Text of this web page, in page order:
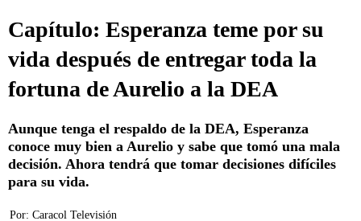
Capítulo: Esperanza teme por su
vida después de entregar toda la
fortuna de Aurelio a la DEA
Aunque tenga el respaldo de la DEA, Esperanza
conoce muy bien a Aurelio y sabe que tomó una mala
decisión. Ahora tendrá que tomar decisiones difíciles
para su vida.
Por: Caracol Televisión